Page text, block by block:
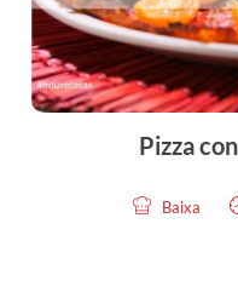
Pizza
Baixa